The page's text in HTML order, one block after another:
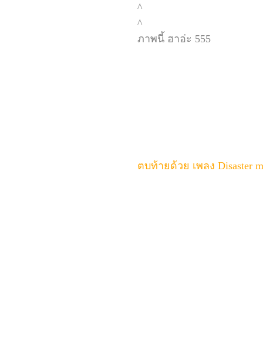
^
^
ภาพนี้ ฮาอ่ะ 555
ตบท้ายด้วย เพลง Disaster